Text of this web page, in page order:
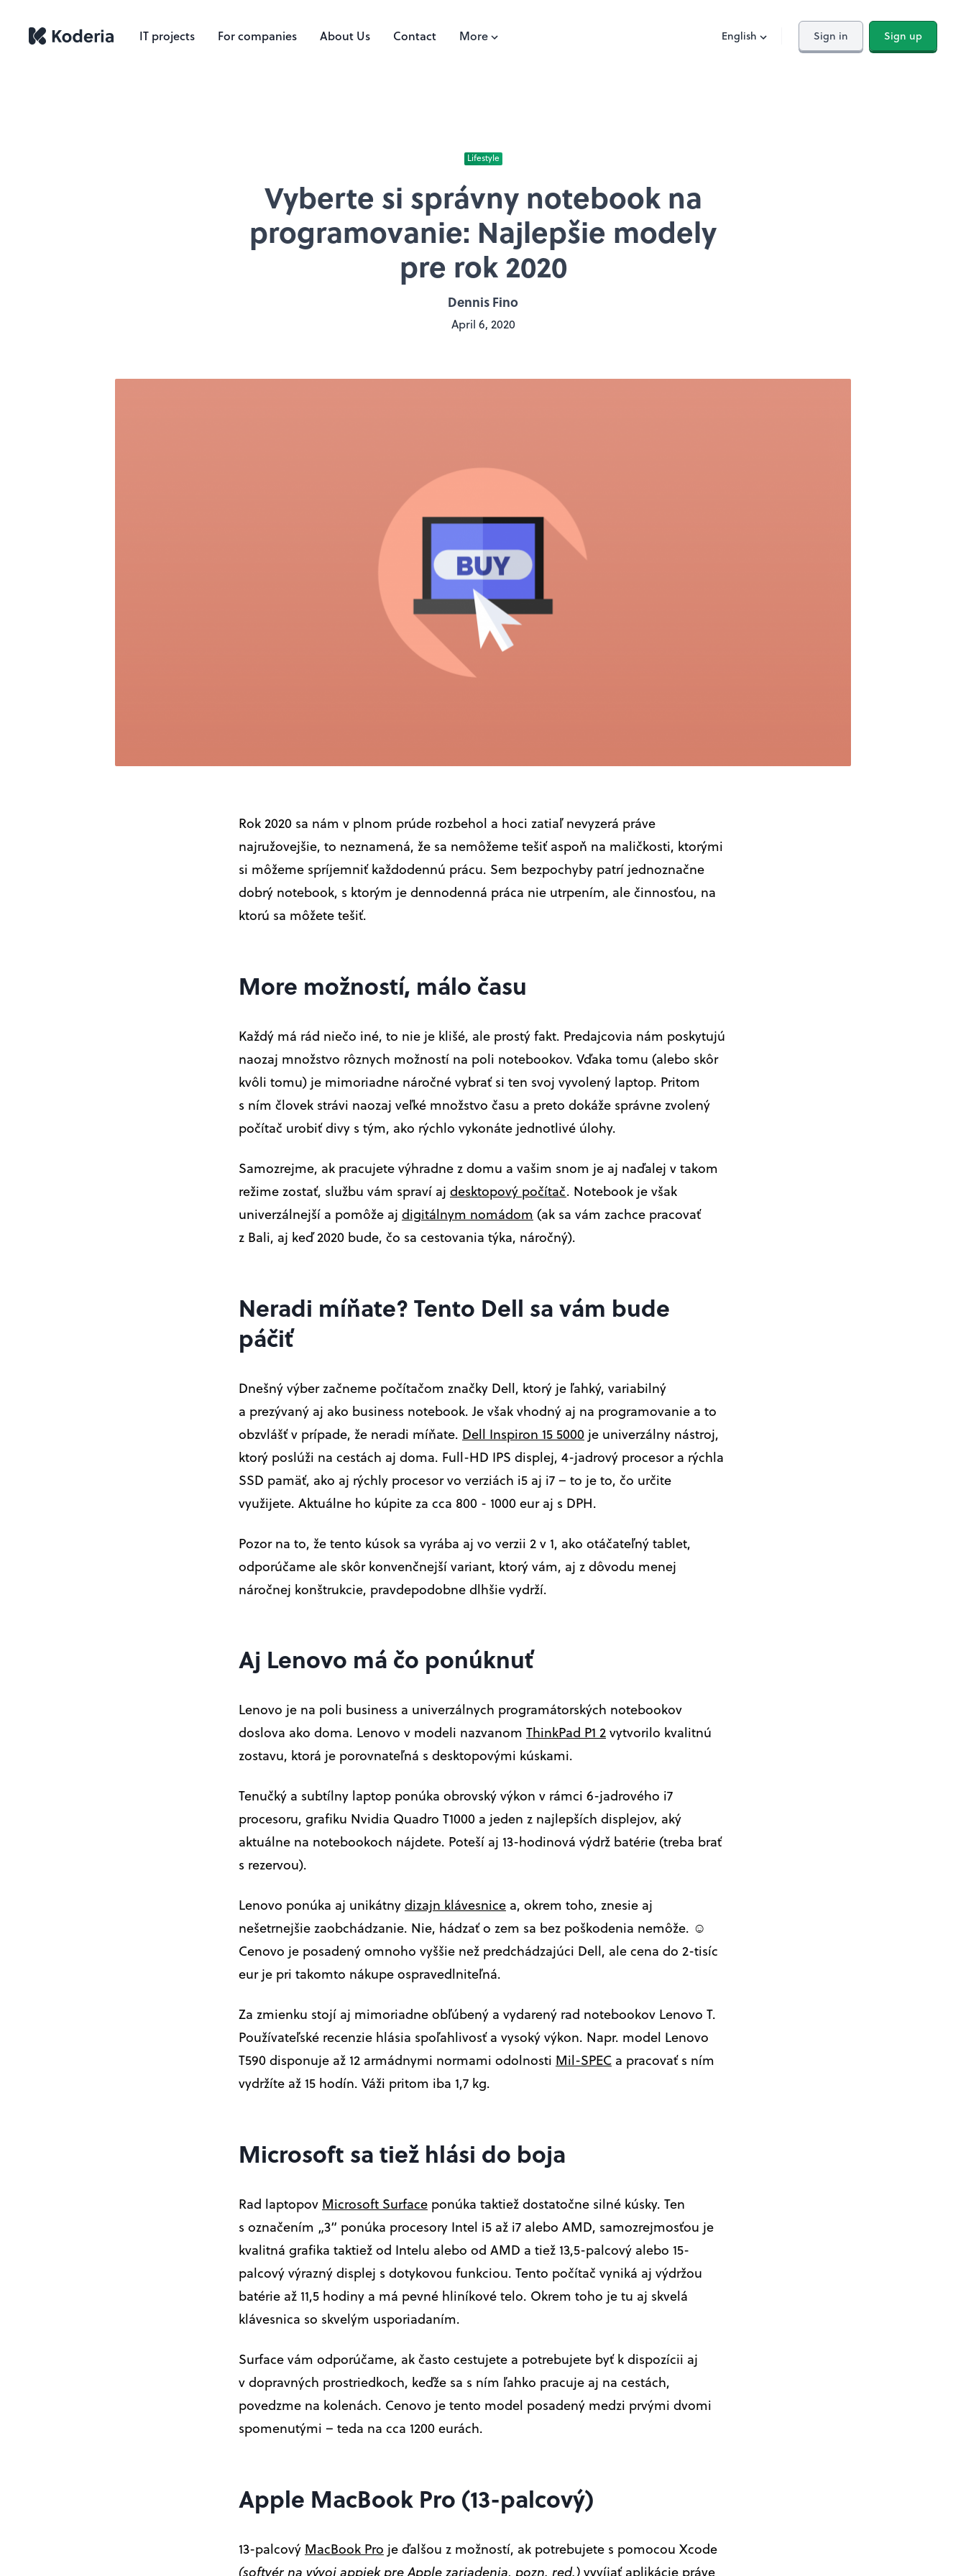
IT projects For companies About Us Contact More English Sign in Sign up
Lifestyle
Vyberte si správny notebook na
programovanie: Najlepšie modely
pre rok 2020
Dennis Fino
April 6, 2020
Rok 2020 sa nám v plnom prúde rozbehol a hoci zatiaľ nevyzerá práve
najružovejšie, to neznamená, že sa nemôžeme tešiť aspoň na maličkosti, ktorými
si môžeme spríjemniť každodennú prácu. Sem bezpochyby patrí jednoznačne
dobrý notebook, s ktorým je dennodenná práca nie utrpením, ale činnosťou, na
ktorú sa môžete tešiť.
More možností, málo času
Každý má rád niečo iné, to nie je klišé, ale prostý fakt. Predajcovia nám poskytujú
naozaj množstvo rôznych možností na poli notebookov. Vďaka tomu (alebo skôr
kvôli tomu) je mimoriadne náročné vybrať si ten svoj vyvolený laptop. Pritom
s ním človek strávi naozaj veľké množstvo času a preto dokáže správne zvolený
počítač urobiť divy s tým, ako rýchlo vykonáte jednotlivé úlohy.
Samozrejme, ak pracujete výhradne z domu a vašim snom je aj naďalej v takom
režime zostať, službu vám spraví aj desktopový počítač. Notebook je však
univerzálnejší a pomôže aj digitálnym nomádom (ak sa vám zachce pracovať
z Bali, aj keď 2020 bude, čo sa cestovania týka, náročný).
Neradi míňate? Tento Dell sa vám bude
páčiť
Dnešný výber začneme počítačom značky Dell, ktorý je ľahký, variabilný
a prezývaný aj ako business notebook. Je však vhodný aj na programovanie a to
obzvlášť v prípade, že neradi míňate. Dell Inspiron 15 5000 je univerzálny nástroj,
ktorý poslúži na cestách aj doma. Full-HD IPS displej, 4-jadrový procesor a rýchla
SSD pamäť, ako aj rýchly procesor vo verziách i5 aj i7 – to je to, čo určite
využijete. Aktuálne ho kúpite za cca 800 - 1000 eur aj s DPH.
Pozor na to, že tento kúsok sa vyrába aj vo verzii 2 v 1, ako otáčateľný tablet,
odporúčame ale skôr konvenčnejší variant, ktorý vám, aj z dôvodu menej
náročnej konštrukcie, pravdepodobne dlhšie vydrží.
Aj Lenovo má čo ponúknuť
Lenovo je na poli business a univerzálnych programátorských notebookov
doslova ako doma. Lenovo v modeli nazvanom ThinkPad P1 2 vytvorilo kvalitnú
zostavu, ktorá je porovnateľná s desktopovými kúskami.
Tenučký a subtílny laptop ponúka obrovský výkon v rámci 6-jadrového i7
procesoru, grafiku Nvidia Quadro T1000 a jeden z najlepších displejov, aký
aktuálne na notebookoch nájdete. Poteší aj 13-hodinová výdrž batérie (treba brať
s rezervou).
Lenovo ponúka aj unikátny dizajn klávesnice a, okrem toho, znesie aj
nešetrnejšie zaobchádzanie. Nie, hádzať o zem sa bez poškodenia nemôže. ☺
Cenovo je posadený omnoho vyššie než predchádzajúci Dell, ale cena do 2-tisíc
eur je pri takomto nákupe ospravedlniteľná.
Za zmienku stojí aj mimoriadne obľúbený a vydarený rad notebookov Lenovo T.
Používateľské recenzie hlásia spoľahlivosť a vysoký výkon. Napr. model Lenovo
T590 disponuje až 12 armádnymi normami odolnosti Mil-SPEC a pracovať s ním
vydržíte až 15 hodín. Váži pritom iba 1,7 kg.
Microsoft sa tiež hlási do boja
Rad laptopov Microsoft Surface ponúka taktiež dostatočne silné kúsky. Ten
s označením „3“ ponúka procesory Intel i5 až i7 alebo AMD, samozrejmosťou je
kvalitná grafika taktiež od Intelu alebo od AMD a tiež 13,5-palcový alebo 15-
palcový výrazný displej s dotykovou funkciou. Tento počítač vyniká aj výdržou
batérie až 11,5 hodiny a má pevné hliníkové telo. Okrem toho je tu aj skvelá
klávesnica so skvelým usporiadaním.
Surface vám odporúčame, ak často cestujete a potrebujete byť k dispozícii aj
v dopravných prostriedkoch, keďže sa s ním ľahko pracuje aj na cestách,
povedzme na kolenách. Cenovo je tento model posadený medzi prvými dvomi
spomenutými – teda na cca 1200 eurách.
Apple MacBook Pro (13-palcový)
13-palcový MacBook Pro je ďalšou z možností, ak potrebujete s pomocou Xcode
(softvér na vývoj appiek pre Apple zariadenia, pozn. red.) vyvíjať aplikácie práve